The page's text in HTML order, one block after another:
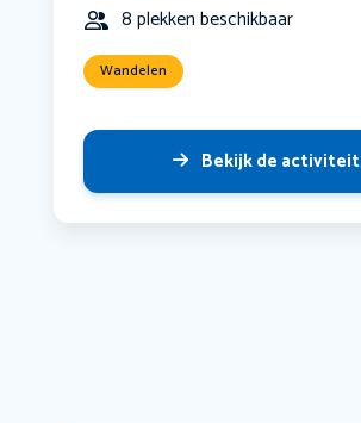
8 plekken beschikbaar
Wandelen
Bekijk de activiteit